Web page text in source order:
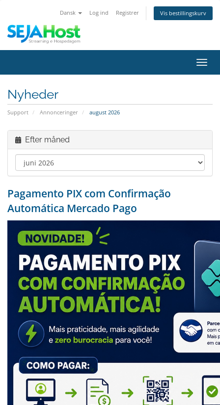
Dansk Log ind Registrer Vis bestillingskurv
Skift
Nyheder
Support Annonceringer august 2026
Efter måned
Pagamento PIX com Confirmação
Automática Mercado Pago